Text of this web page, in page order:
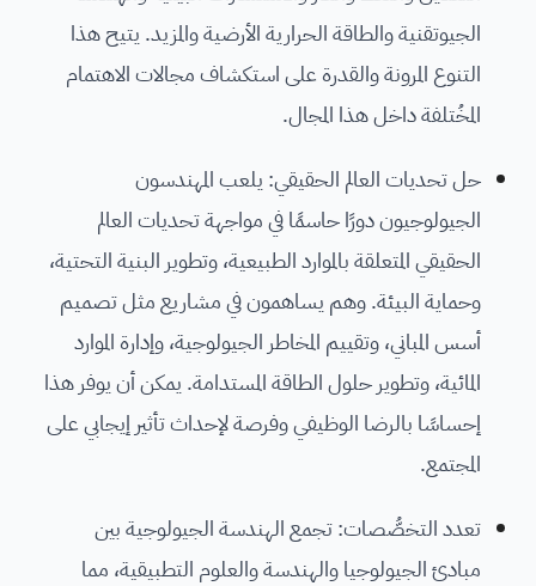
الجيوتقنية والطاقة الحرارية الأرضية والمزيد. يتيح هذا
التنوع المرونة والقدرة على استكشاف مجالات الاهتمام
المخُتلفة داخل هذا المجال.
حل تحديات العالم الحقيقي: يلعب المهندسون
الجيولوجيون دورًا حاسمًا في مواجهة تحديات العالم
الحقيقي المتعلقة بالموارد الطبيعية، وتطوير البنية التحتية،
وحماية البيئة. وهم يساهمون في مشاريع مثل تصميم
أسس المباني، وتقييم المخاطر الجيولوجية، وإدارة الموارد
المائية، وتطوير حلول الطاقة المستدامة. يمكن أن يوفر هذا
إحساسًا بالرضا الوظيفي وفرصة لإحداث تأثير إيجابي على
المجتمع.
تعدد التخصُّصات: تجمع الهندسة الجيولوجية بين
مبادئ الجيولوجيا والهندسة والعلوم التطبيقية، مما